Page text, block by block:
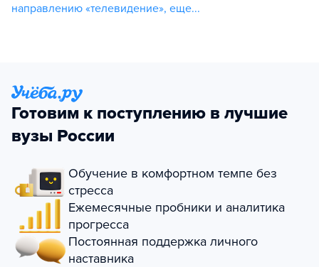
направлению «телевидение», еще...
Готовим к поступлению в лучшие
вузы России
Обучение в комфортном темпе без
стресса
Ежемесячные пробники и аналитика
прогресса
Постоянная поддержка личного
наставника